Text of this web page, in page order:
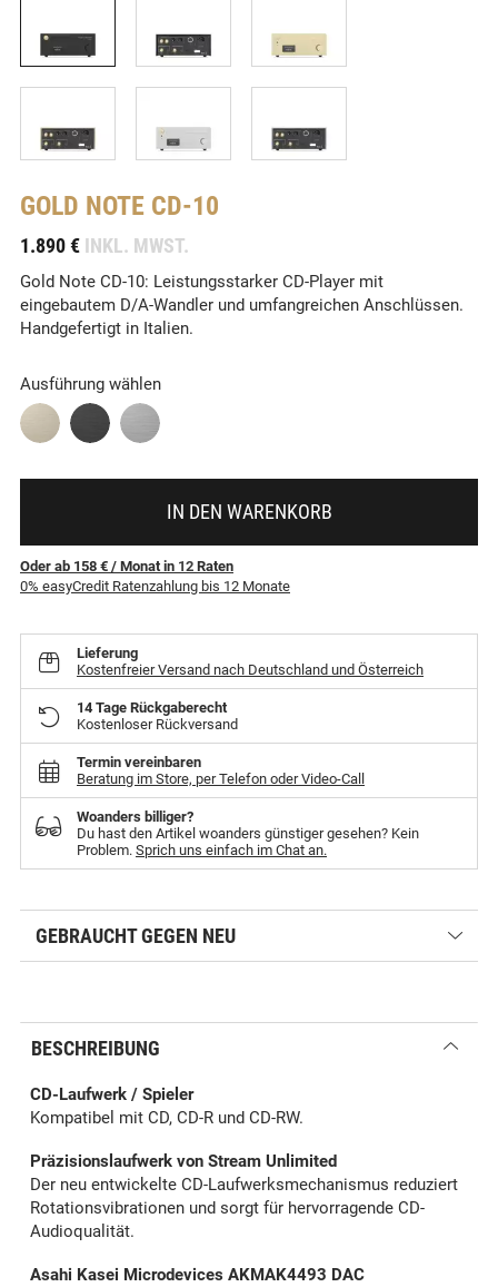
GOLD NOTE CD-10
1.890 € INKL. MWST.
Gold Note CD-10: Leistungsstarker CD-Player mit
eingebautem D/A-Wandler und umfangreichen Anschlüssen.
Handgefertigt in Italien.
Ausführung wählen
IN DEN WARENKORB
Oder ab 158 € / Monatin 12 Raten
0% easyCredit Ratenzahlung bis 12 Monate
Lieferung
Kostenfreier Versand nach Deutschland und Österreich
14 Tage Rückgaberecht
Kostenloser Rückversand
Termin vereinbaren
Beratung im Store, per Telefon oder Video-Call
Woanders billiger?
Du hast den Artikel woanders günstiger gesehen? Kein
Problem. Sprich uns einfach im Chat an.
GEBRAUCHT GEGEN NEU
BESCHREIBUNG
CD-Laufwerk / Spieler
Kompatibel mit CD, CD-R und CD-RW.
Präzisionslaufwerk von Stream Unlimited
Der neu entwickelte CD-Laufwerksmechanismus reduziert
Rotationsvibrationen und sorgt für hervorragende CD-
Audioqualität.
Asahi Kasei Microdevices AKMAK4493 DAC